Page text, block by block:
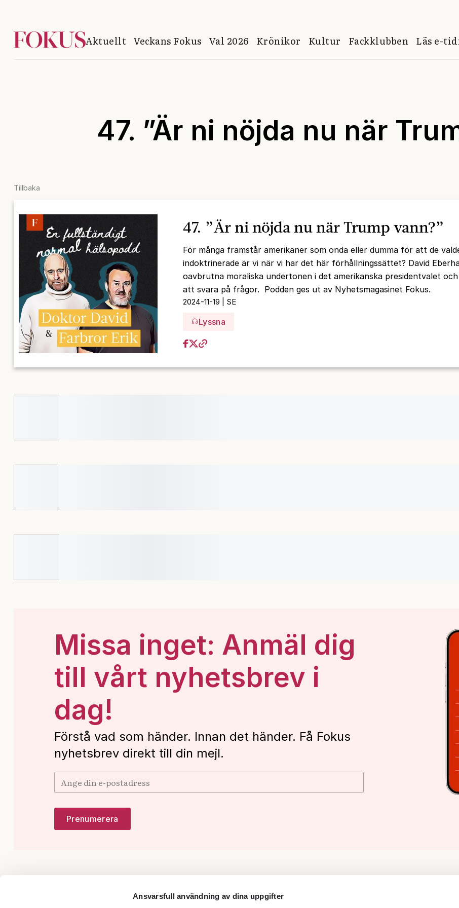
Ansvarsfull användning av dina uppgifter
Aktuellt Veckans Fokus Val 2026 Krönikor Kultur Fackklubben Läs e-
47. ”Är ni nöjda nu när
Tillbaka
47. ”Är ni nöjda nu när Trump vann?”
För många framstår amerikaner som onda eller dumma för att de
indoktrinerade är vi när vi har det här förhållningssättet? David
oavbrutna moraliska undertonen i det amerikanska presidentvalet
att svara på frågor. Podden ges ut av Nyhetsmagasinet Fokus.
2024-11-19 | SE
Lyssna
Missa inget: Anmäl dig
till vårt nyhetsbrev i
dag!
Förstå vad som händer. Innan det händer. Få Fokus
nyhetsbrev direkt till din mejl.